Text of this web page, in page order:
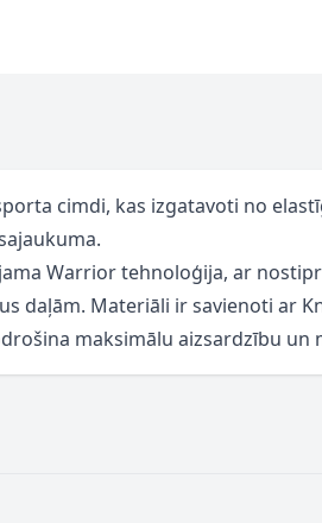
cimdi, kas izgatavoti no
Warrior tehnoloģija, ar
daļām. Materiāli ir savienoti ar
maksimālu aizsardzību un